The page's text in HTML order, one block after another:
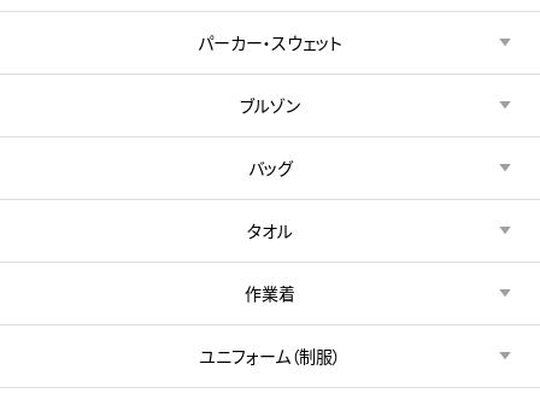
パーカー・スウェット
ブルゾン
バッグ
タオル
作業着
ユニフォーム（制服）